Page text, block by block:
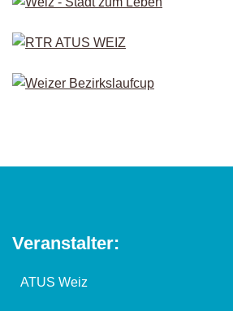
Veranstalter:
ATUS Weiz